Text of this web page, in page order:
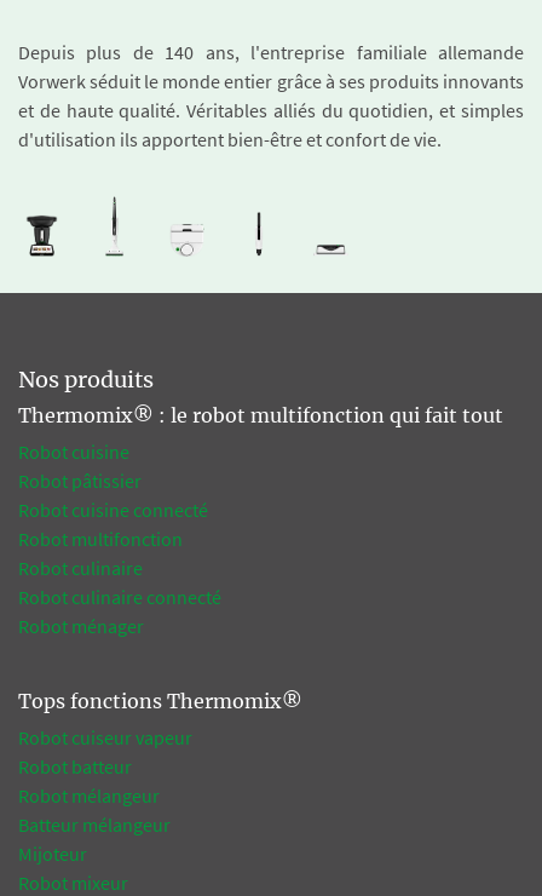
Depuis plus de 140 ans, l'entreprise familiale allemande
Vorwerk séduit le monde entier grâce à ses produits innovants
et de haute qualité. Véritables alliés du quotidien, et simples
d'utilisation ils apportent bien-être et confort de vie.
Nos produits
Thermomix® : le robot multifonction qui fait tout
Robot cuisine
Robot pâtissier
Robot cuisine connecté
Robot multifonction
Robot culinaire
Robot culinaire connecté
Robot ménager
Tops fonctions Thermomix®
Robot cuiseur vapeur
Robot batteur
Robot mélangeur
Batteur mélangeur
Mijoteur
Robot mixeur